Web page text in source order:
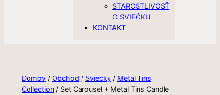
STAROSTLIVOSŤ
O SVIEČKU
KONTAKT
Domov/ Obchod / Sviečky/ Metal Tins
Collection/ Set Carousel + Metal Tins Candle